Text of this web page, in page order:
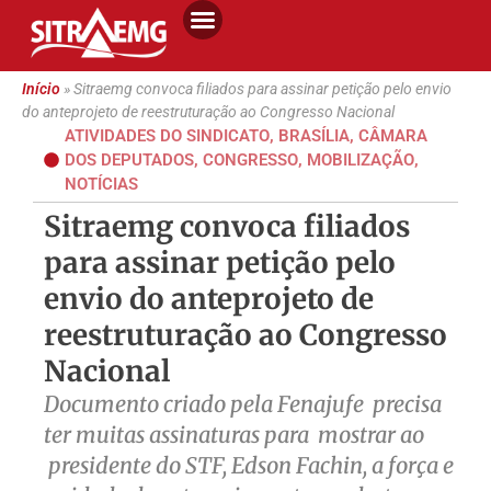
Início»Sitraemg convoca filiados para assinar petição pelo envio
do anteprojeto de reestruturação ao Congresso Nacional
ATIVIDADES DO SINDICATO, BRASÍLIA, CÂMARA
DOS DEPUTADOS, CONGRESSO, MOBILIZAÇÃO,
NOTÍCIAS
Sitraemg convoca filiados
para assinar petição pelo
envio do anteprojeto de
reestruturação ao Congresso
Nacional
Documento criado pela Fenajufe precisa
ter muitas assinaturas para mostrar ao
presidente do STF, Edson Fachin, a força e